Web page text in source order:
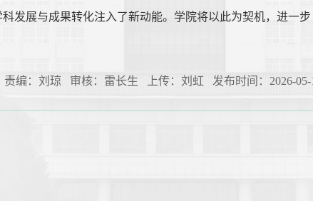
发展与成果转化注入了新动能。学院将以此为契机，进一步
责编：刘琼 审核：雷长生 上传：刘虹 发布时间：2026-05-